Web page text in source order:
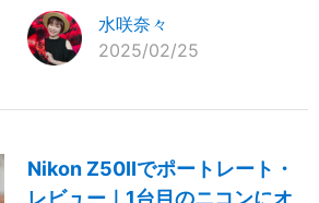
水咲奈々
2025/02/25
Nikon Z50IIでポートレート・
レビュー｜1台目のニコンにオ